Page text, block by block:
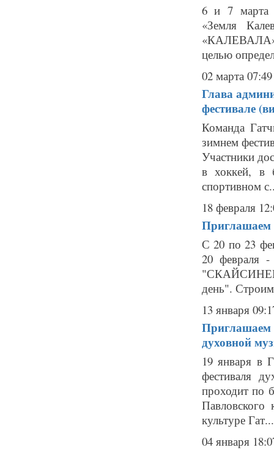
6 и 7 марта
«Земля
«КАЛЕВАЛА»:
целью
02 марта 07:49
Глава
фестивале
Команда
зимнем
Участники
в хоккей, в
спортивном
18 февраля
Приглашаем
С 20 по 23
20 февраля
день".
13 января
Приглашаем
духовной
19 января в
фестиваля
проходит по
культуре Гат...
04 января